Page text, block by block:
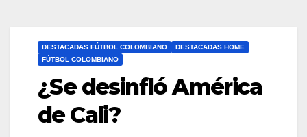
DESTACADAS FÚTBOL COLOMBIANO
DESTACADAS HOME
FÚTBOL COLOMBIANO
¿Se desinfló América
de Cali?